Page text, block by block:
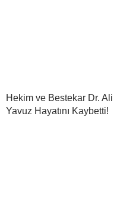
Hekim ve Bestekar Dr. Ali
Yavuz Hayatını Kaybetti!